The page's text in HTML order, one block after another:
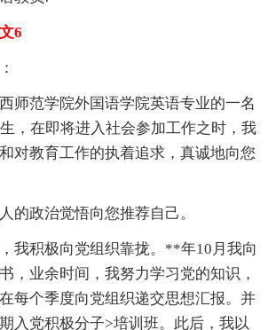
6
师范学院外国语学院英语专业的一名
，在即将进入社会参加工作之时，我
对教育工作的执着追求，真诚地向您
的政治觉悟向您推荐自己。
我积极向党组织靠拢。**年10月我向
，业余时间，我努力学习党的知识，
每个季度向党组织递交思想汇报。并
入党积极分子>培训班。此后，我以